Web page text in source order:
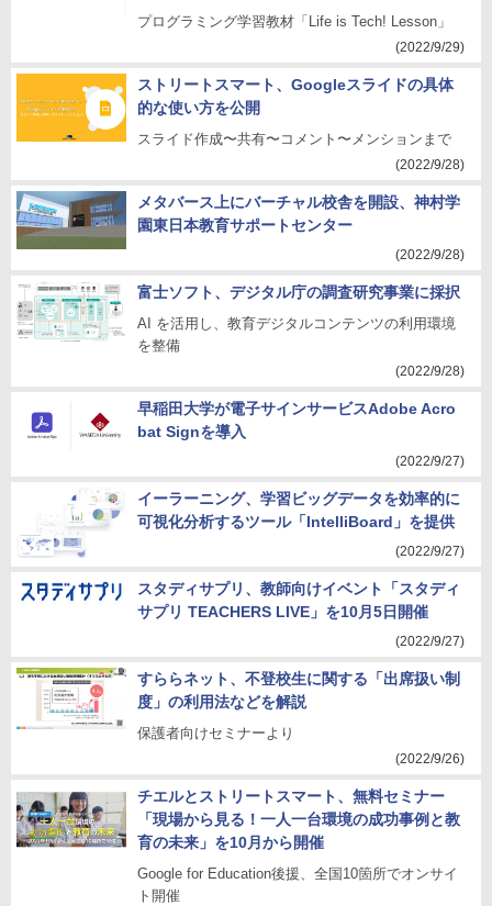
プログラミング学習教材「Life is Tech! Lesson」
(2022/9/29)
ストリートスマート、Googleスライドの具体
的な使い方を公開
スライド作成〜共有〜コメント〜メンションまで
(2022/9/28)
メタバース上にバーチャル校舎を開設、神村学
園東日本教育サポートセンター
(2022/9/28)
富士ソフト、デジタル庁の調査研究事業に採択
AI を活用し、教育デジタルコンテンツの利用環境
を整備
(2022/9/28)
早稲田大学が電子サインサービスAdobe Acro
bat Signを導入
(2022/9/27)
イーラーニング、学習ビッグデータを効率的に
可視化分析するツール「IntelliBoard」を提供
(2022/9/27)
スタディサプリ、教師向けイベント「スタディ
サプリ TEACHERS LIVE」を10月5日開催
(2022/9/27)
すららネット、不登校生に関する「出席扱い制
度」の利用法などを解説
保護者向けセミナーより
(2022/9/26)
チエルとストリートスマート、無料セミナー
「現場から見る！一人一台環境の成功事例と教
育の未来」を10月から開催
Google for Education後援、全国10箇所でオンサイ
ト開催